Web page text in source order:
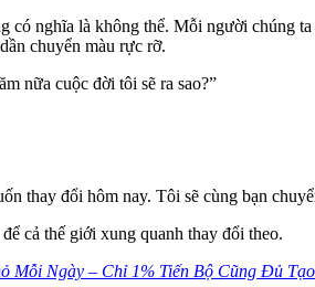
nghĩa là không thể. Mỗi người chúng
chuyển màu rực rỡ.
nữa cuộc đời tôi sẽ ra sao?”
thay đổi hôm nay. Tôi sẽ cùng bạn
cả thế giới xung quanh thay đổi theo.
Mỗi Ngày – Chỉ 1% Tiến Bộ Cũng Đủ